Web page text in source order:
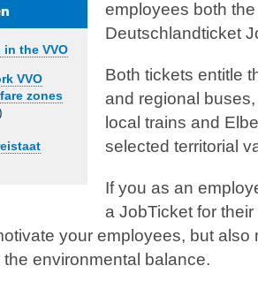
in the VVO
VVO
zones
employees both
Deutschlandticket
Both tickets entitle
and regional
local trains and
selected territorial
If you as an
a JobTicket for
your employees, but also
environmental balance.